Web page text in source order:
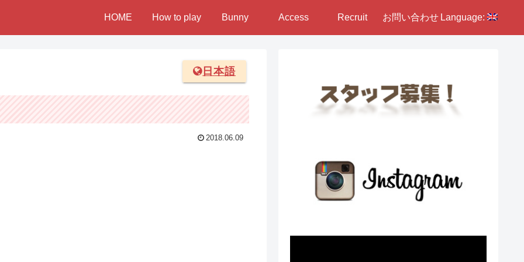
HOME How to play Bunny Access Recruit お問い合わせ Language:
日本語
2018.06.09